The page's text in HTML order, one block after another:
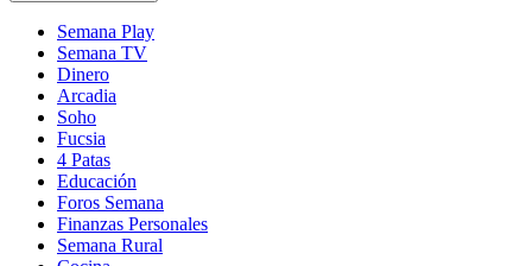
Semana Play
Semana TV
Dinero
Arcadia
Soho
in
new
window
Fucsia
in
new
window
4 Patas
Educación
Foros Semana
Finanzas Personales
Semana Rural